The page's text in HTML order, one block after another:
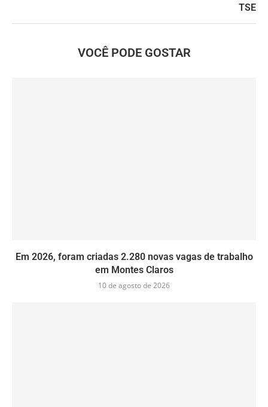
TSE
VOCÊ PODE GOSTAR
Em 2026, foram criadas 2.280 novas vagas de trabalho
em Montes Claros
10 de agosto de 2026